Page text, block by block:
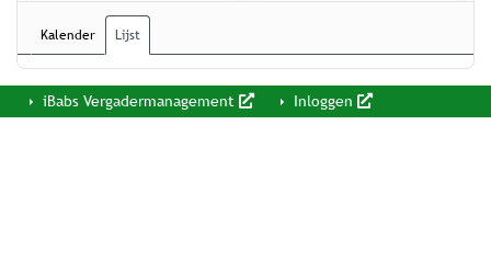
Kalender Lijst
iBabs Vergadermanagement Inloggen